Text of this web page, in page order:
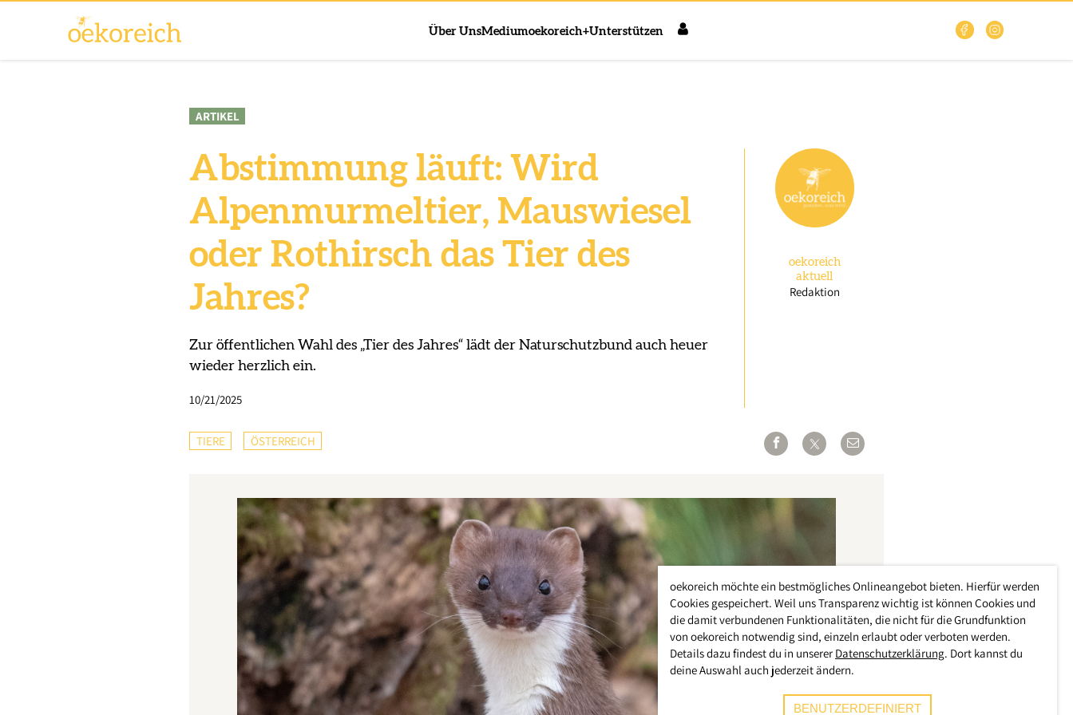
Über UnsMediumoekoreich+Unterstützen
ARTIKEL
Abstimmung läuft: Wird
Alpenmurmeltier, Mauswiesel
oder Rothirsch das Tier des
Jahres?
Zur öffentlichen Wahl des „Tier des Jahres“ lädt der Naturschutzbund auch heuer
wieder herzlich ein.
10/21/2025
oekoreich
aktuell
Redaktion
TIERE ÖSTERREICH
oekoreich möchte ein bestmögliches Onlineangebot bieten. Hierfür werden
Cookies gespeichert. Weil uns Transparenz wichtig ist können Cookies und
die damit verbundenen Funktionalitäten, die nicht für die Grundfunktion
von oekoreich notwendig sind, einzeln erlaubt oder verboten werden.
Details dazu findest du in unserer Datenschutzerklärung. Dort kannst du
deine Auswahl auch jederzeit ändern.
BENUTZERDEFINIERT